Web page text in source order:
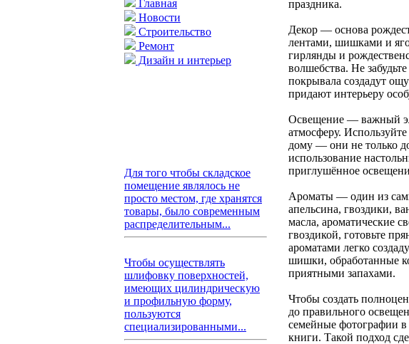
Главная
Новости
Строительство
Ремонт
Дизайн и интерьер
Для того чтобы складское
помещение являлось не
просто местом, где хранятся
товары, было современным
распределительным...
Чтобы осуществлять
шлифовку поверхностей,
имеющих цилиндрическую
и профильную форму,
пользуются
специализированными...
праздника.
Декор — основа
лентами, шишками и
гирлянды и
волшебства. Не
покрывала создадут
придают интерьеру
Освещение — важный
атмосферу.
дому — они не только
использование
приглушённое
Ароматы — один из
апельсина, гвоздики,
масла, ароматические
гвоздикой, готовьте
ароматами легко
шишки, обработанные
приятными запахами.
Чтобы создать
до правильного
семейные фотографии
книги. Такой подход